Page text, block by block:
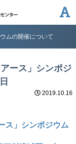
ムの開催について
ース」シンポジ
2019.10.16
ス」シンポジウム